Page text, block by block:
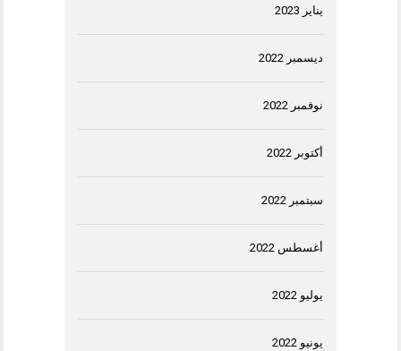
يناير 2023
ديسمبر 2022
نوفمبر 2022
أكتوبر 2022
سبتمبر 2022
أغسطس 2022
يوليو 2022
يونيو 2022